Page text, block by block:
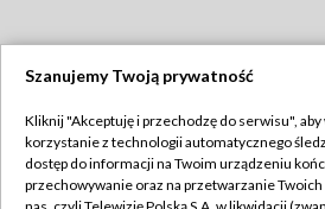
TVP
Abonament TVP
Regulamin
Szanujemy Twoją prywatność
Kliknij "Akceptuję i przechodzę do serwisu", aby
korzystanie z technologii automatycznego
dostęp do informacji na Twoim urządzeniu
przechowywanie oraz na przetwarzanie